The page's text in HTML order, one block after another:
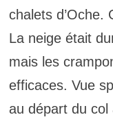
chalets d’Oche.
La neige était
mais les
efficaces. Vue
au départ du col